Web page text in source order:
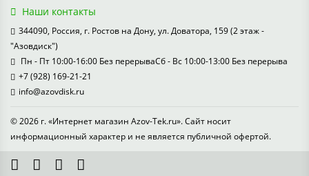
Наши контакты
344090, Россия, г. Ростов на Дону, ул. Доватора, 159 (2 этаж -
"Азовдиск")
Пн - Пт 10:00-16:00 Без перерываСб - Вс 10:00-13:00 Без перерыва
+7 (928) 169-21-21
info@azovdisk.ru
© 2026 г. «Интернет магазин Azov-Tek.ru». Сайт носит
информационный характер и не является публичной офертой.